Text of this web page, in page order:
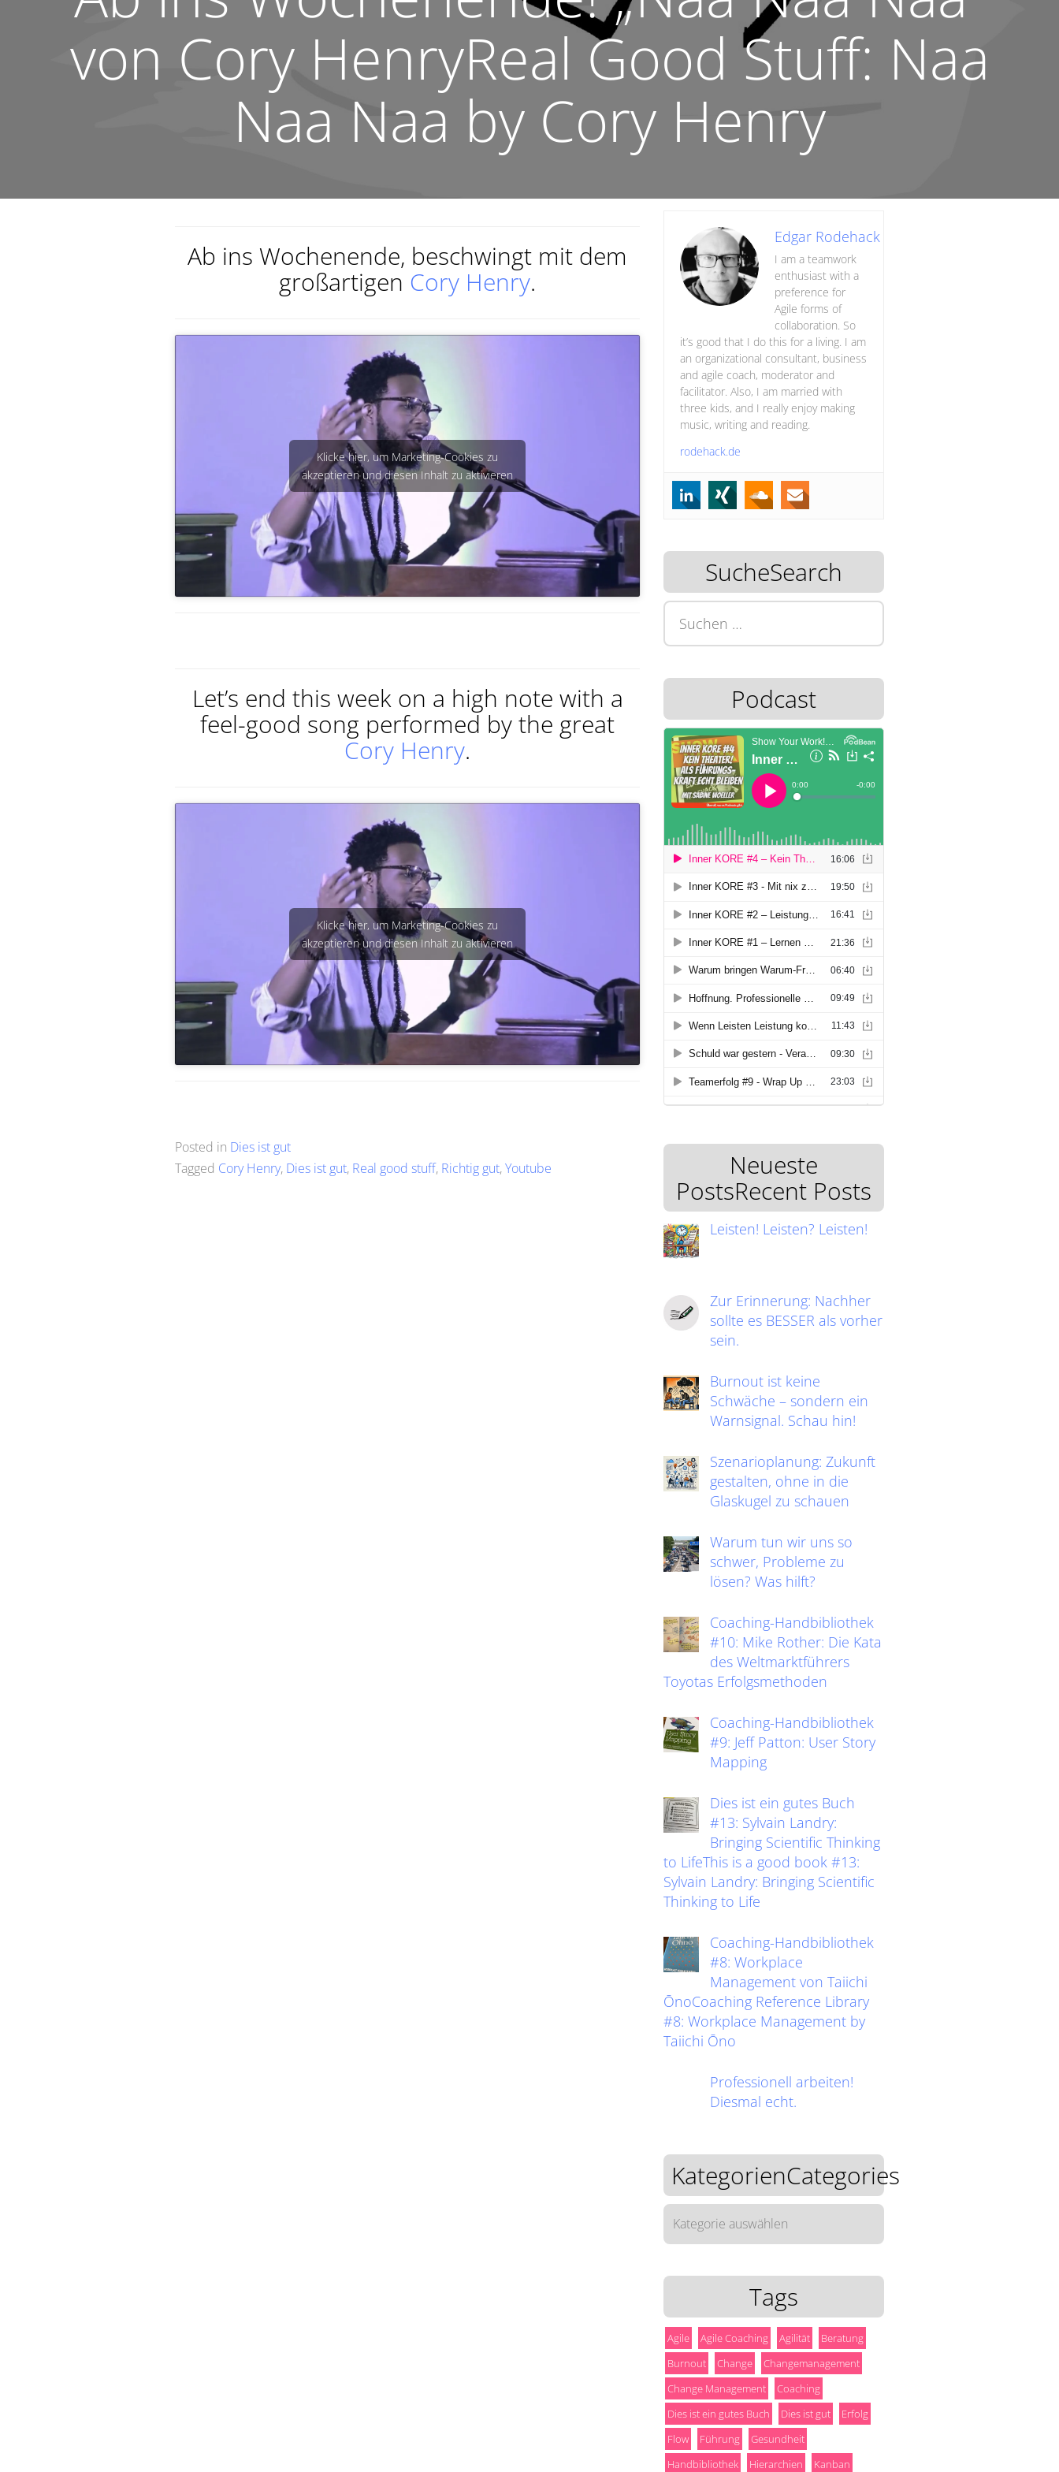
von Cory HenryReal Good Stuff: Naa
Naa Naa by Cory Henry
Ab ins Wochenende, beschwingt mit dem
großartigen Cory Henry.
Klicke hier, um Marketing-Cookies zu
akzeptieren und diesen Inhalt zu aktivieren
Let’s end this week on a high note with a
feel-good song performed by the great
Cory Henry.
Klicke hier, um Marketing-Cookies zu
akzeptieren und diesen Inhalt zu aktivieren
Posted in Dies ist gut
Tagged Cory Henry, Dies ist gut, Real good stuff, Richtig gut,Youtube
Edgar Rodehack
I am a teamwork
enthusiast with a
preference for
Agile forms of
collaboration. So
it’s good that I do this for a living. I am
an organizational consultant, business
and agile coach, moderator and
facilitator. Also, I am married with
three kids, and I really enjoy making
music, writing and reading.
rodehack.de
SucheSearch
nach:
Podcast
Neueste
PostsRecent Posts
Leisten! Leisten? Leisten!
Zur Erinnerung: Nachher
sollte es BESSER als vorher
sein.
Burnout ist keine
Schwäche – sondern ein
Warnsignal. Schau hin!
Szenarioplanung: Zukunft
gestalten, ohne in die
Glaskugel zu schauen
Warum tun wir uns so
schwer, Probleme zu
lösen? Was hilft?
Coaching-Handbibliothek
#10: Mike Rother: Die Kata
des Weltmarktführers
Toyotas Erfolgsmethoden
Coaching-Handbibliothek
#9: Jeff Patton: User Story
Mapping
Dies ist ein gutes Buch
#13: Sylvain Landry:
Bringing Scientific Thinking
to LifeThis is a good book #13:
Sylvain Landry: Bringing Scientific
Thinking to Life
Coaching-Handbibliothek
#8: Workplace
Management von Taiichi
ŌnoCoaching Reference Library
#8: Workplace Management by
Taiichi Ōno
Professionell arbeiten!
Diesmal echt.
KategorienCategories
KategorienCategories
Tags
Agile Agile Coaching Agilität
Beratung
Burnout
Change
Changemanagement
Change Management
Coaching
Dies ist ein gutes Buch
Dies ist gut
Erfolg
Flow
Führung
Gesundheit
Handbibliothek
Hierarchien Kanban